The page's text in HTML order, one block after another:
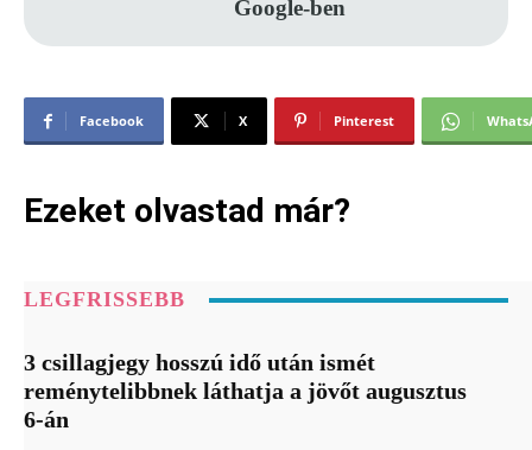
Google-ben
Facebook X Pinterest
Ezeket olvastad már?
LEGFRISSEBB
3 csillagjegy hosszú idő után ismét
reménytelibbnek láthatja a jövőt augusztus
6-án